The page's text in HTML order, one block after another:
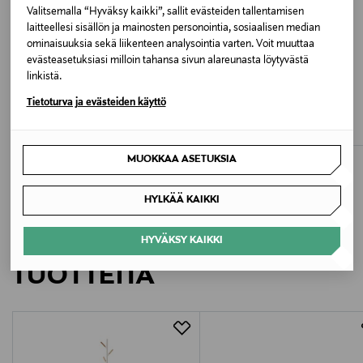
Valitsemalla “Hyväksy kaikki”, sallit evästeiden tallentamisen
laitteellesi sisällön ja mainosten personointia, sosiaalisen median
ominaisuuksia sekä liikenteen analysointia varten. Voit muuttaa
evästeasetuksiasi milloin tahansa sivun alareunasta löytyvästä
linkistä.
Tietoturva ja evästeiden käyttö
MUOKKAA ASETUKSIA
HYLKÄÄ KAIKKI
HYVÄKSY KAIKKI
Valmistusmaa
Sri Lanka
Calvin Klein Europe B.V.
Valmistajan osoite
Danzigerkade 165, 1013 AP Amsterdam, Netherlands
service.eu@calvinklein.com
ETUKUPONKITUOTE
CALVIN KLEIN KIDS
LISÄÄ KIINNOSTAVIA
TUOTTEITA